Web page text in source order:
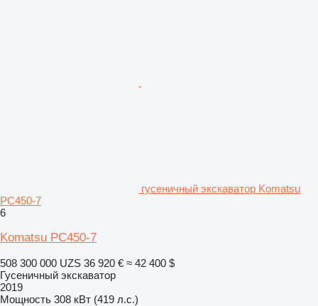
гусеничный экскаватор Komatsu
PC450-7
6
Komatsu PC450-7
508 300 000 UZS 36 920 € ≈ 42 400 $
Гусеничный экскаватор
2019
Мощность 308 кВт (419 л.с.)